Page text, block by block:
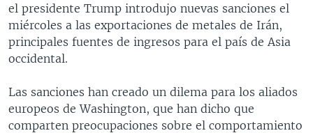
el presidente Trump introdujo nuevas sanciones el
miércoles a las exportaciones de metales de Irán,
principales fuentes de ingresos para el país de Asia
occidental.
Las sanciones han creado un dilema para los aliados
europeos de Washington, que han dicho que
comparten preocupaciones sobre el comportamiento